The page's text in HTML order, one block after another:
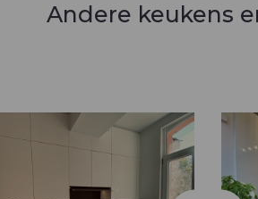
Andere keukens